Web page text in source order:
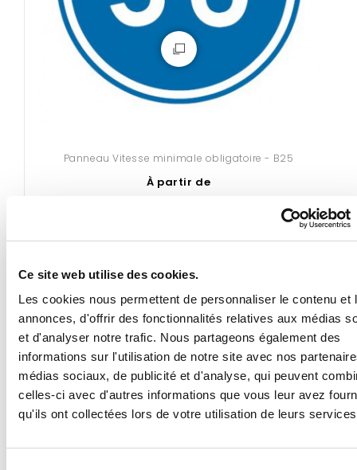
Ce site web utilise des cookies.
Les cookies nous permettent de personnaliser le contenu et
annonces, d'offrir des fonctionnalités relatives aux médias
et d'analyser notre trafic. Nous partageons également des
informations sur l'utilisation de notre site avec nos
médias sociaux, de publicité et d'analyse, qui peuvent
celles-ci avec d'autres informations que vous leur avez
qu'ils ont collectées lors de votre utilisation de leurs
Panneau Vitesse minimale obligatoire - B25
À partir de